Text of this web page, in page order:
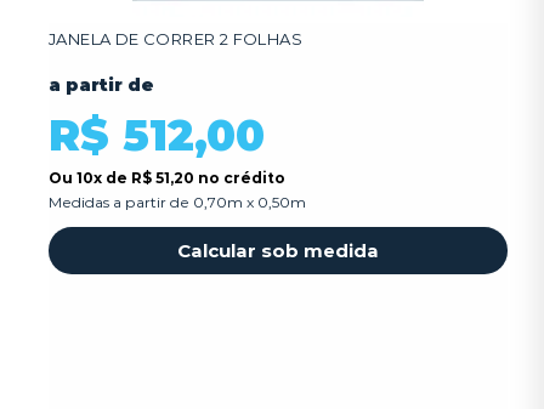
JANELA DE CORRER 2 FOLHAS
a partir de
R$ 512,00
Ou 10x de R$ 51,20 no crédito
Medidas a partir de 0,70m x 0,50m
Calcular sob medida